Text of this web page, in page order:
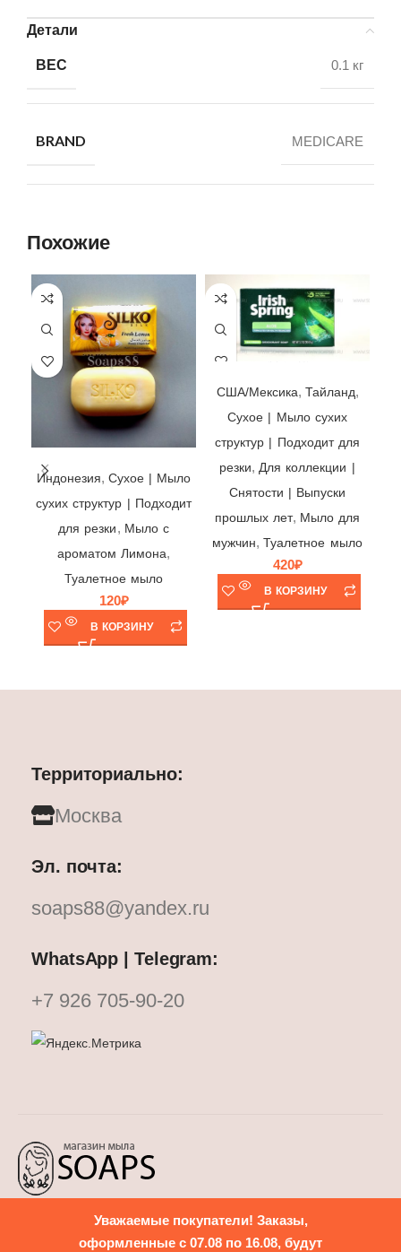
Уважаемые покупатели! Заказы,
оформленные с 07.08 по 16.08, будут
Детали
ВЕС 0.1 кг
BRAND MEDICARE
Похожие
Индонезия, Cухое | Мыло
сухих структур | Подходит
для резки, Мыло с
ароматом Лимона,
Туалетное мыло
120₽
В КОРЗИНУ
США/Мексика, Тайланд,
Cухое | Мыло сухих
структур | Подходит для
резки, Для коллекции |
Снятости | Выпуски
прошлых лет, Мыло для
мужчин,Туалетное мыло
420₽
В КОРЗИНУ
Территориально:
Москва
Эл. почта:
soaps88@yandex.ru
WhatsApp | Telegram:
+7 926 705-90-20
Политика конфиденциальности